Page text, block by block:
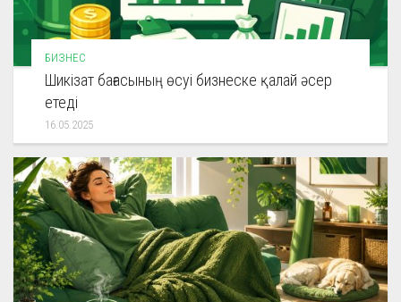
БИЗНЕС
Шикізат бағасының өсуі бизнеске қалай әсер
етеді
16.05.2025